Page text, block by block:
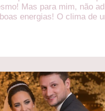
Mas para mim, não
energias! O clima de